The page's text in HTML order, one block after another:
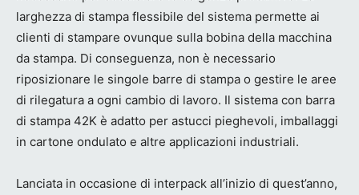
larghezza di stampa flessibile del sistema permette ai
clienti di stampare ovunque sulla bobina della macchina
da stampa. Di conseguenza, non è necessario
riposizionare le singole barre di stampa o gestire le aree
di rilegatura a ogni cambio di lavoro. Il sistema con barra
di stampa 42K è adatto per astucci pieghevoli, imballaggi
in cartone ondulato e altre applicazioni industriali.
Lanciata in occasione di interpack all’inizio di quest’anno,